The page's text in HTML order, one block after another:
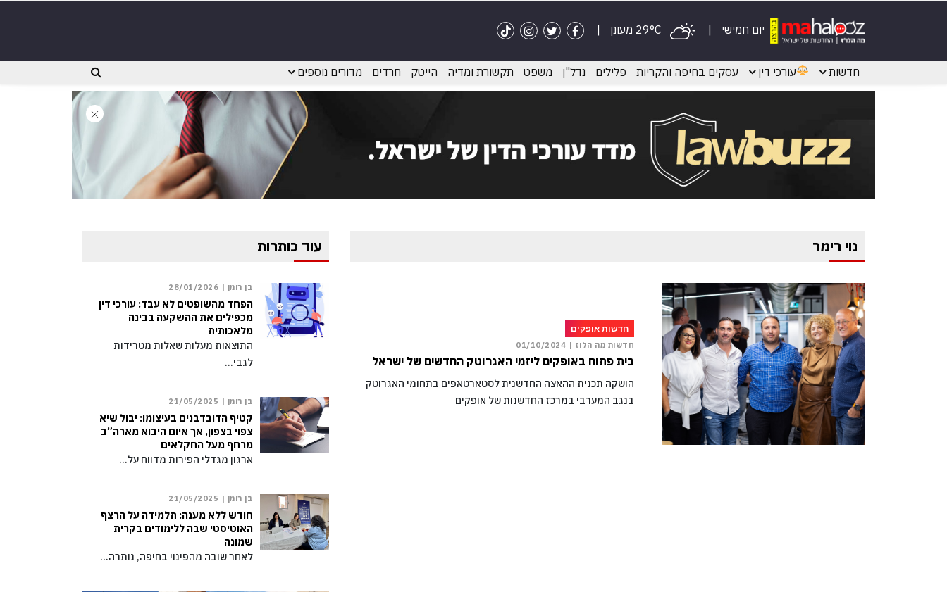
יום חמישי
חדשות עורכי דין עסקים בחיפה והקריות פלילים נדל"ן משפט תקשורת ומדיה הייטק חרדים מדורים נוספים
נוי רימר
חדשות אופקים
חדשות מה הלוז | 01/10/2024
בית פתוח באופקים ליזמי האגרוטק החדשים של ישראל
הושקה תכנית ההאצה החדשנית לסטארטאפים בתחומי האגרוטק
בנגב המערבי במרכז החדשנות של אופקים
עוד כותרות
בן רומן | 28/01/2026
הפחד מהשופטים לא עבד: עורכי דין
מכפילים את ההשקעה בבינה
מלאכותית
התוצאות מעלות שאלות מטרידות
לגבי…
בן רומן | 21/05/2025
קטיף הדובדבנים בעיצומו: יבול שיא
צפוי בצפון, אך איום היבוא מארה”ב
מרחף מעל החקלאים
ארגון מגדלי הפירות מדווח על…
בן רומן | 21/05/2025
חודש ללא מענה: תלמידה על הרצף
האוטיסטי שבה ללימודים בקרית
שמונה
לאחר שובה מהפינוי בחיפה, נותרה…